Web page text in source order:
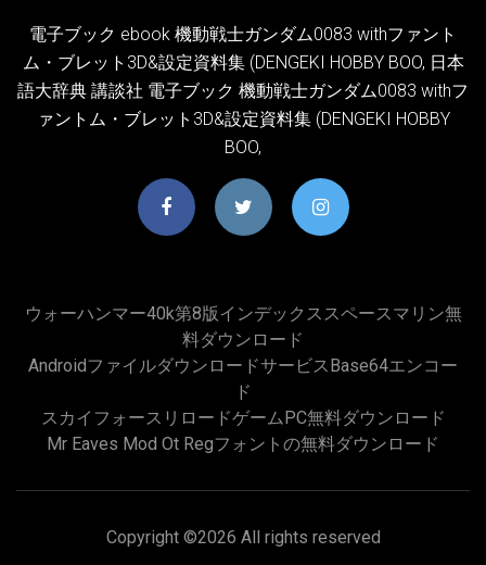
電子ブック ebook 機動戦士ガンダム0083 withファント
ム・ブレット3D&設定資料集 (DENGEKI HOBBY BOO, 日本
語大辞典 講談社 電子ブック 機動戦士ガンダム0083 withフ
ァントム・ブレット3D&設定資料集 (DENGEKI HOBBY
BOO,
ウォーハンマー40k第8版インデックススペースマリン無
料ダウンロード
Androidファイルダウンロードサービスbase64エンコー
ド
スカイフォースリロードゲームPC無料ダウンロード
Mr Eaves Mod Ot Regフォントの無料ダウンロード
Copyright ©2026 All rights reserved